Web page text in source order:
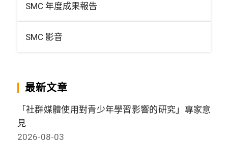
SMC 年度成果報告
SMC 影音
最新文章
「社群媒體使用對青少年學習影響的研究」專家意
見
2026-08-03